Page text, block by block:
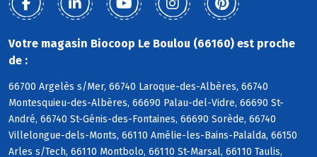
Votre magasin Biocoop Le Boulou (66160) est proche
de :
66700 Argelès s/Mer, 66740 Laroque-des-Albères, 66740
Montesquieu-des-Albères, 66690 Palau-del-Vidre, 66690 St-
André, 66740 St-Génis-des-Fontaines, 66690 Sorède, 66740
Villelongue-dels-Monts, 66110 Amélie-les-Bains-Palalda, 66150
Arles s/Tech, 66110 Montbolo, 66110 St-Marsal, 66110 Taulis,